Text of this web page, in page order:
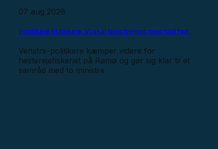
07 aug 2026
Politikere til fiskere: Vi skal bare fremad med fuld fart
Venstre-politikere kæmper videre for
hesterejefiskeriet på Rømø og gør sig klar til et
samråd med to ministre